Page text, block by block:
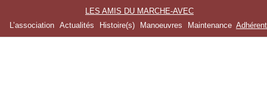
LES AMIS DU MARCHE-AVEC
L’association
Actualités Histoire(s) Manoeuvres Maintenance